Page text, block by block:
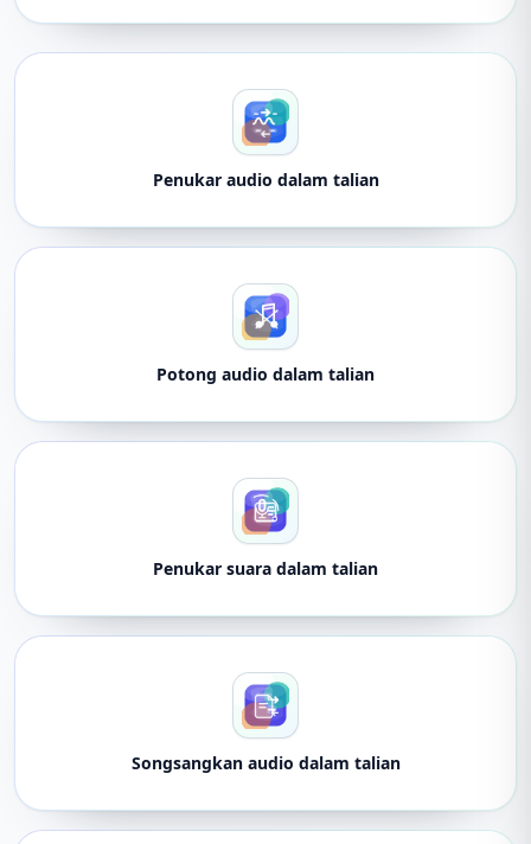
Penukar audio dalam talian
Potong audio dalam talian
Penukar suara dalam talian
Songsangkan audio dalam talian